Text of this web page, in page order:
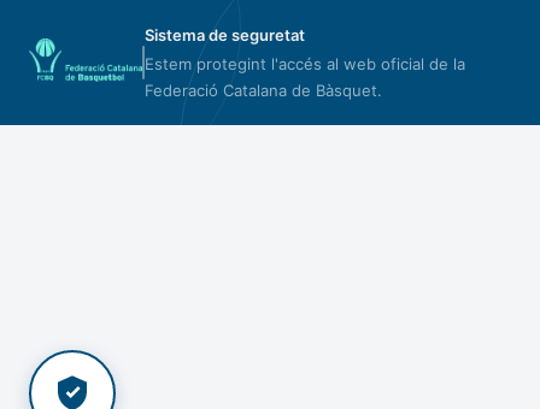
Sistema de seguretat
Estem protegint l'accés al web oficial de la
Federació Catalana de Bàsquet.